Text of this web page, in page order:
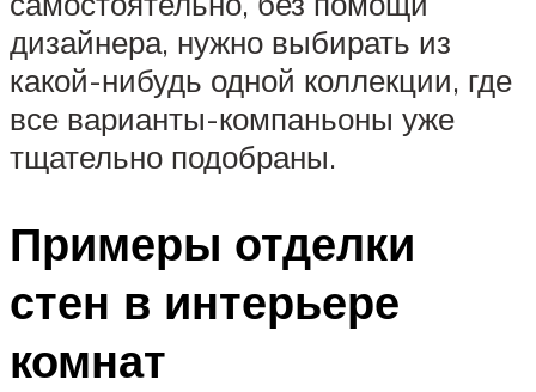
дизайнера, нужно выбирать из
какой-нибудь одной коллекции, где
все варианты-компаньоны уже
тщательно подобраны.
Примеры отделки
стен в интерьере
комнат